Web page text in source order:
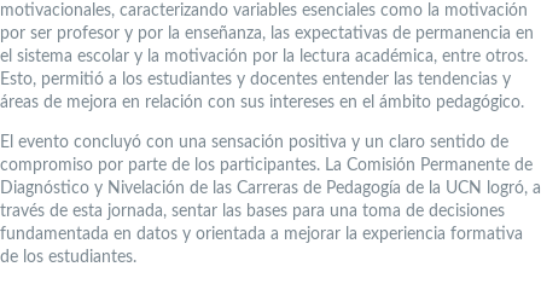
motivacionales, caracterizando variables esenciales como la motivación
por ser profesor y por la enseñanza, las expectativas de permanencia en
el sistema escolar y la motivación por la lectura académica, entre otros.
Esto, permitió a los estudiantes y docentes entender las tendencias y
áreas de mejora en relación con sus intereses en el ámbito pedagógico.
El evento concluyó con una sensación positiva y un claro sentido de
compromiso por parte de los participantes. La Comisión Permanente de
Diagnóstico y Nivelación de las Carreras de Pedagogía de la UCN logró, a
través de esta jornada, sentar las bases para una toma de decisiones
fundamentada en datos y orientada a mejorar la experiencia formativa
de los estudiantes.